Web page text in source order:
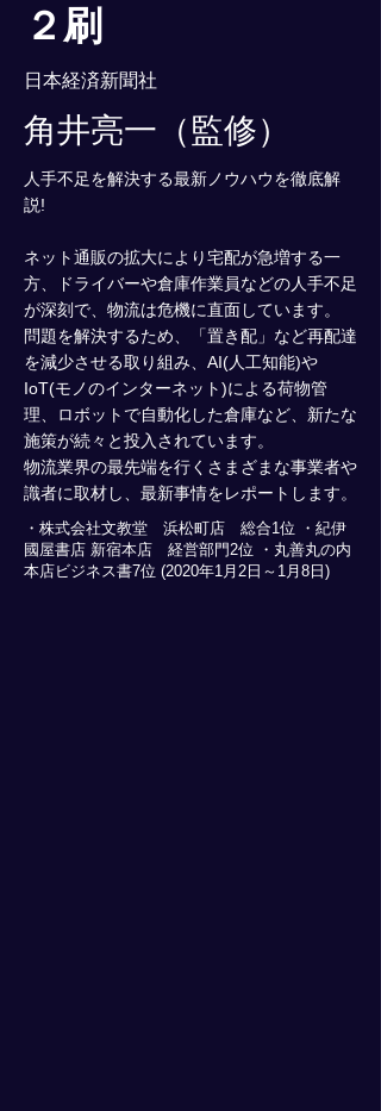
２刷
日本経済新聞社
角井亮一（監修）
人手不足を解決する最新ノウハウを徹底解
説!
ネット通販の拡大により宅配が急増する一
方、ドライバーや倉庫作業員などの人手不足
が深刻で、物流は危機に直面しています。
問題を解決するため、「置き配」など再配達
を減少させる取り組み、AI(人工知能)や
IoT(モノのインターネット)による荷物管
理、ロボットで自動化した倉庫など、新たな
施策が続々と投入されています。
物流業界の最先端を行くさまざまな事業者や
識者に取材し、最新事情をレポートします。
・株式会社文教堂 浜松町店 総合1位 ・紀伊
國屋書店 新宿本店 経営部門2位 ・丸善丸の内
本店ビジネス書7位 (2020年1月2日～1月8日)